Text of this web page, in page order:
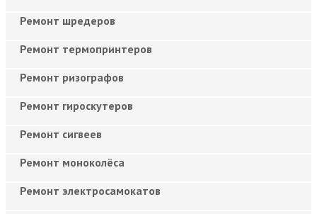
Ремонт шредеров
Ремонт термопринтеров
Ремонт ризографов
Ремонт гироскутеров
Ремонт сигвеев
Ремонт моноколёса
Ремонт электросамокатов